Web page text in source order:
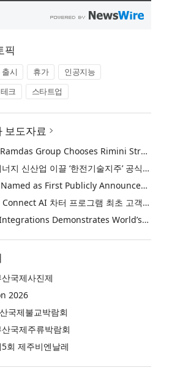
픽
시 휴가
인공지능
크
스타트업
보도자료
Khimji Ramdas Group Chooses Rimini Street to Reduce SAP Support Costs, Protect 700+ Customizations and Reinvest Savings in Innovation
한전, 에너지 신산업 이끌 ‘한전기술지주’ 공식 출범
Purina Named as First Publicly Announced NIQ ConnectAI Charter Client
닐슨IQ, Connect AI 차터 프로그램 최초 고객사 ‘퓨리나’ 선정
Power Integrations Demonstrates World’s First 2200 V GaN Technology for Next-Era High-Voltage Power Systems
국제사진제
2026
국제불교박람회
국제주류박람회
회 제주비엔날레